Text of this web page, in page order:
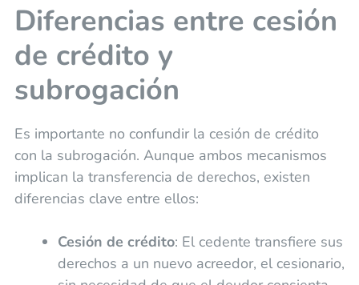
Diferencias entre cesión
de crédito y
subrogación
Es importante no confundir la cesión de crédito
con la subrogación. Aunque ambos mecanismos
implican la transferencia de derechos, existen
diferencias clave entre ellos:
Cesión de crédito: El cedente transfiere sus
derechos a un nuevo acreedor, el cesionario,